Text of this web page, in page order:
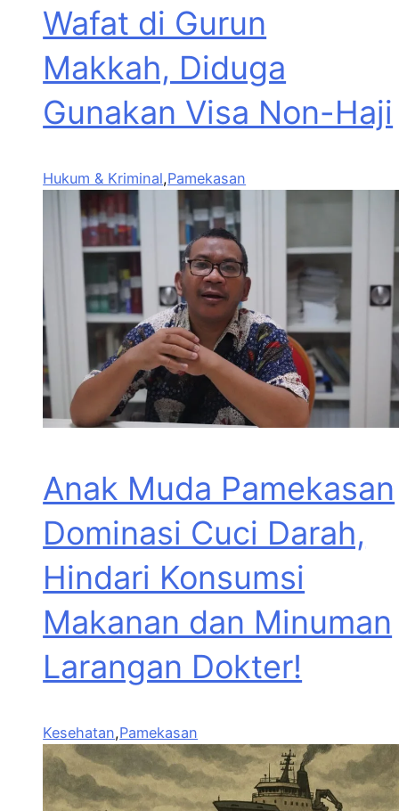
Wafat di Gurun
Makkah, Diduga
Gunakan Visa Non-Haji
Hukum & Kriminal,Pamekasan
Anak Muda Pamekasan
Dominasi Cuci Darah,
Hindari Konsumsi
Makanan dan Minuman
Larangan Dokter!
Kesehatan,Pamekasan